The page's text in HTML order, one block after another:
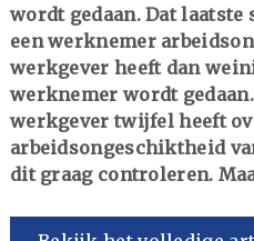
wordt gedaan. Dat laatste
een werknemer
werkgever heeft dan
werknemer wordt
werkgever twijfel heeft
arbeidsongeschiktheid
dit graag controleren.